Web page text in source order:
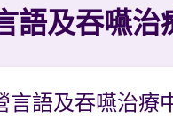
語及吞嚥治
言語及吞嚥治療